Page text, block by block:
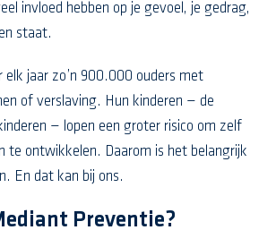
invloed hebben op je gevoel, je gedrag,
staat.
elk jaar zo’n 900.000 ouders met
of verslaving. Hun kinderen — de
— lopen een groter risico om zelf
te ontwikkelen. Daarom is het belangrijk
En dat kan bij ons.
Preventie?